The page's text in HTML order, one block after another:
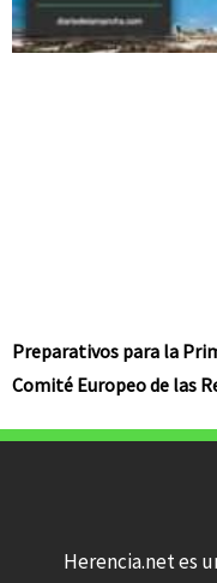
Preparativos para la
Comité Europeo de las
Herencia.net es